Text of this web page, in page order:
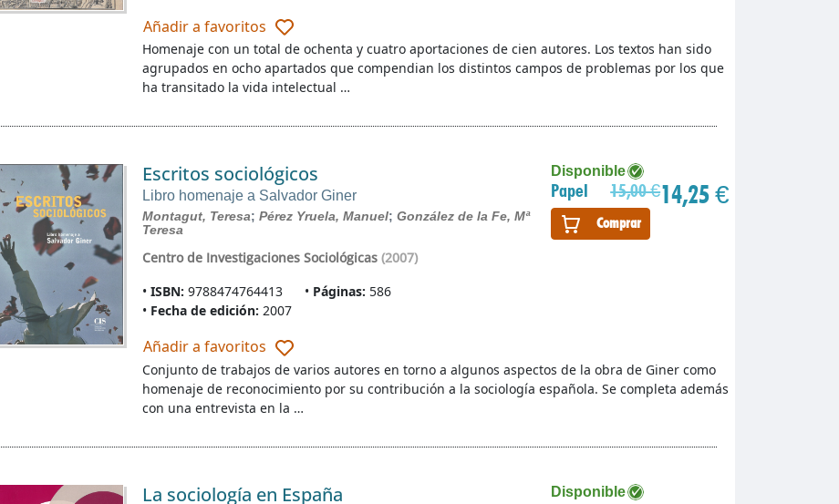
Añadir a favoritos
Homenaje con un total de ochenta y cuatro aportaciones de cien autores. Los textos han sido
agrupados en ocho apartados que compendian los distintos campos de problemas por los que
ha transitado la vida intelectual …
Escritos sociológicos
Libro homenaje a Salvador Giner
Montagut, Teresa;Pérez Yruela, Manuel;González de la Fe, Mª
Teresa
Centro de Investigaciones Sociológicas (2007)
ISBN: 9788474764413 Páginas: 586
Fecha de edición: 2007
Añadir a favoritos
Disponible
Papel 15,00 €14,25 €
Comprar
Conjunto de trabajos de varios autores en torno a algunos aspectos de la obra de Giner como
homenaje de reconocimiento por su contribución a la sociología española. Se completa además
con una entrevista en la …
La sociología en España Disponible